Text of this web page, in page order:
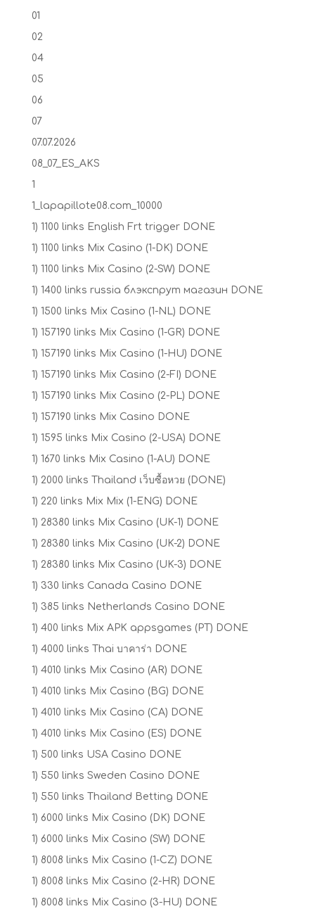
01
02
04
05
06
07
07.07.2026
08_07_ES_AKS
1
1_lapapillote08.com_10000
1) 1100 links English Frt trigger DONE
1) 1100 links Mix Casino (1-DK) DONE
1) 1100 links Mix Casino (2-SW) DONE
1) 1400 links russia блэкспрут магазин DONE
1) 1500 links Mix Casino (1-NL) DONE
1) 157190 links Mix Casino (1-GR) DONE
1) 157190 links Mix Casino (1-HU) DONE
1) 157190 links Mix Casino (2-FI) DONE
1) 157190 links Mix Casino (2-PL) DONE
1) 157190 links Mix Casino DONE
1) 1595 links Mix Casino (2-USA) DONE
1) 1670 links Mix Casino (1-AU) DONE
1) 2000 links Thailand เว็บซื้อหวย (DONE)
1) 220 links Mix Mix (1-ENG) DONE
1) 28380 links Mix Casino (UK-1) DONE
1) 28380 links Mix Casino (UK-2) DONE
1) 28380 links Mix Casino (UK-3) DONE
1) 330 links Canada Casino DONE
1) 385 links Netherlands Casino DONE
1) 400 links Mix APK appsgames (PT) DONE
1) 4000 links Thai บาคาร่า DONE
1) 4010 links Mix Casino (AR) DONE
1) 4010 links Mix Casino (BG) DONE
1) 4010 links Mix Casino (CA) DONE
1) 4010 links Mix Casino (ES) DONE
1) 500 links USA Casino DONE
1) 550 links Sweden Casino DONE
1) 550 links Thailand Betting DONE
1) 6000 links Mix Casino (DK) DONE
1) 6000 links Mix Casino (SW) DONE
1) 8008 links Mix Casino (1-CZ) DONE
1) 8008 links Mix Casino (2-HR) DONE
1) 8008 links Mix Casino (3-HU) DONE